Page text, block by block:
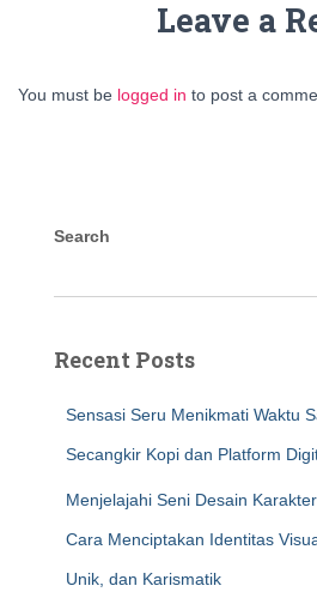
Leave a
You must be logged in to post a
Search
Recent Posts
Sensasi Seru Menikmati Waktu
Secangkir Kopi dan Platform
Menjelajahi Seni Desain
Cara Menciptakan Identitas
Unik, dan Karismatik